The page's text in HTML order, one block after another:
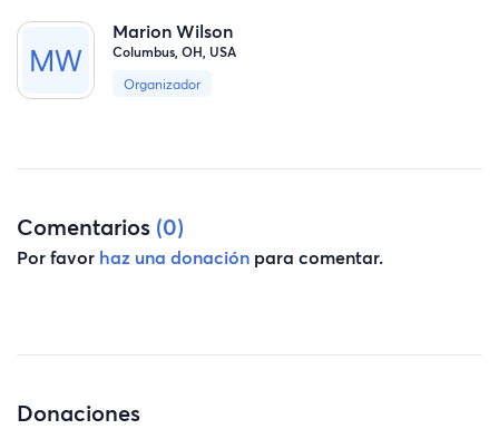
Marion Wilson
Columbus, OH, USA
Organizador
Comentarios (0)
Por favor haz una donación para comentar.
Donaciones